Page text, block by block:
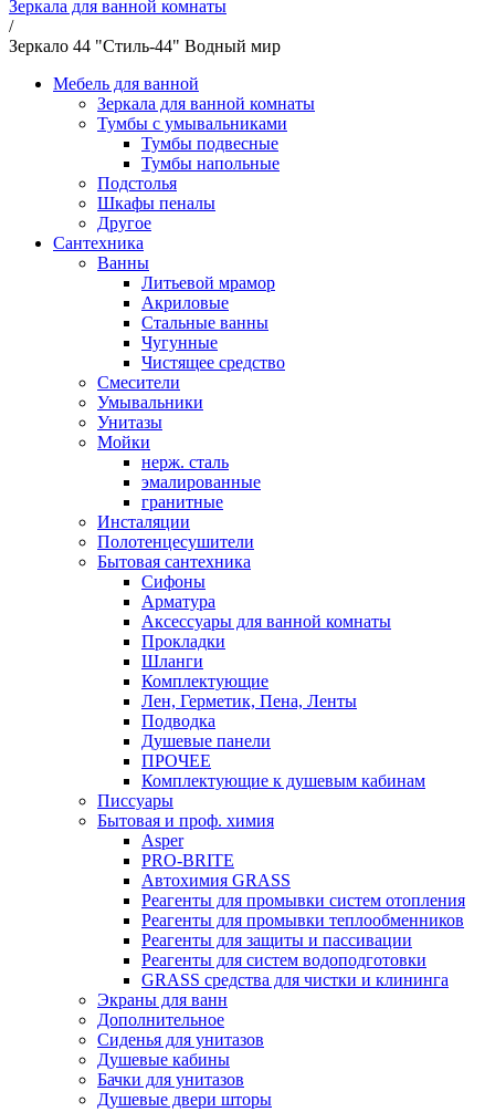
Зеркала для ванной комнаты
/
Зеркало 44 "Стиль-44" Водный мир
Мебель для ванной
Зеркала для ванной комнаты
Тумбы с умывальниками
Тумбы подвесные
Тумбы напольные
Подстолья
Шкафы пеналы
Другое
Сантехника
Ванны
Литьевой мрамор
Акриловые
Стальные ванны
Чугунные
Чистящее средство
Смесители
Умывальники
Унитазы
Мойки
нерж. сталь
эмалированные
гранитные
Инсталяции
Полотенцесушители
Бытовая сантехника
Сифоны
Арматура
Аксессуары для ванной комнаты
Прокладки
Шланги
Комплектующие
Лен, Герметик, Пена, Ленты
Подводка
Душевые панели
ПРОЧЕЕ
Комплектующие к душевым кабинам
Писсуары
Бытовая и проф. химия
Asper
PRO-BRITE
Автохимия GRASS
Реагенты для промывки систем отопления
Реагенты для промывки теплообменников
Реагенты для защиты и пассивации
Реагенты для систем водоподготовки
GRASS средства для чистки и клининга
Экраны для ванн
Дополнительное
Сиденья для унитазов
Душевые кабины
Бачки для унитазов
Душевые двери шторы